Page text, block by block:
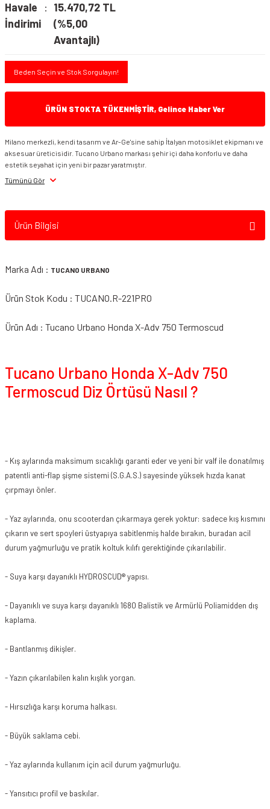
Havale
İndirimi
15.470,72 TL
(%5,00
Avantajlı)
Beden Seçin ve Stok Sorgulayın!
ÜRÜN STOKTA TÜKENMİŞTİR, Gelince Haber Ver
Milano merkezli, kendi tasarım ve Ar-Ge'sine sahip İtalyan motosiklet ekipmanı ve
aksesuar üreticisidir. Tucano Urbano markası şehir içi daha konforlu ve daha
estetik seyahat için yeni bir pazar yaratmıştır.
Tümünü Gör
Ürün Bilgisi
Marka Adı : TUCANO URBANO
Ürün Stok Kodu : TUCANO.R-221PRO
Ürün Adı : Tucano Urbano Honda X-Adv 750 Termoscud
Tucano Urbano Honda X-Adv 750
Termoscud Diz Örtüsü Nasıl ?
- Kış aylarında maksimum sıcaklığı garanti eder ve yeni bir valf ile donatılmış
patentli anti-flap şişme sistemi (S.G.A.S.) sayesinde yüksek hızda kanat
çırpmayı önler.
- Yaz aylarında, onu scooterdan çıkarmaya gerek yoktur: sadece kış kısmını
çıkarın ve sert spoyleri üstyapıya sabitlenmiş halde bırakın, buradan acil
durum yağmurluğu ve pratik koltuk kılıfı gerektiğinde çıkarılabilir.
- Suya karşı dayanıklı HYDROSCUD® yapısı.
- Dayanıklı ve suya karşı dayanıklı 1680 Balistik ve Armürlü Poliamidden dış
kaplama.
- Bantlanmış dikişler.
- Yazın çıkarılabilen kalın kışlık yorgan.
- Hırsızlığa karşı koruma halkası.
- Büyük saklama cebi.
- Yaz aylarında kullanım için acil durum yağmurluğu.
- Yansıtıcı profil ve baskılar.